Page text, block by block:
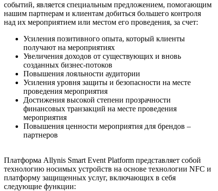
событий, является специальным предложением, помогающим
нашим партнерам и клиентам добиться большего контроля
над их мероприятием или местом его проведения, за счет:
Усиления позитивного опыта, который клиенты
получают на мероприятиях
Увеличения доходов от существующих и вновь
созданных бизнес-потоков
Повышения лояльности аудитории
Усиления уровня защиты и безопасности на месте
проведения мероприятия
Достижения высокой степени прозрачности
финансовых транзакций на месте проведения
мероприятия
Повышения ценности мероприятия для брендов –
партнеров
Платформа Allynis Smart Event Platform представляет собой
технологию носимых устройств на основе технологии NFC и
платформу защищенных услуг, включающих в себя
следующие функции: